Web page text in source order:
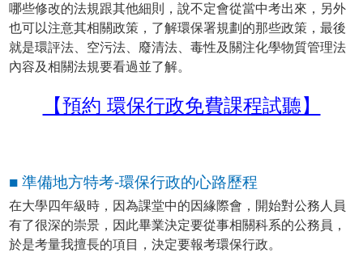
哪些修改的法規跟其他細則，說不定會從當中考出來，另外
也可以注意其相關政策，了解環保署規劃的那些政策，最後
就是環評法、空污法、廢清法、毒性及關注化學物質管理法
內容及相關法規要看過並了解。
【預約 環保行政免費課程試聽】
■ 準備地方特考-環保行政的心路歷程
在大學四年級時，因為課堂中的因緣際會，開始對公務人員
有了很深的崇景，因此畢業決定要從事相關科系的公務員，
於是考量我擅長的項目，決定要報考環保行政。